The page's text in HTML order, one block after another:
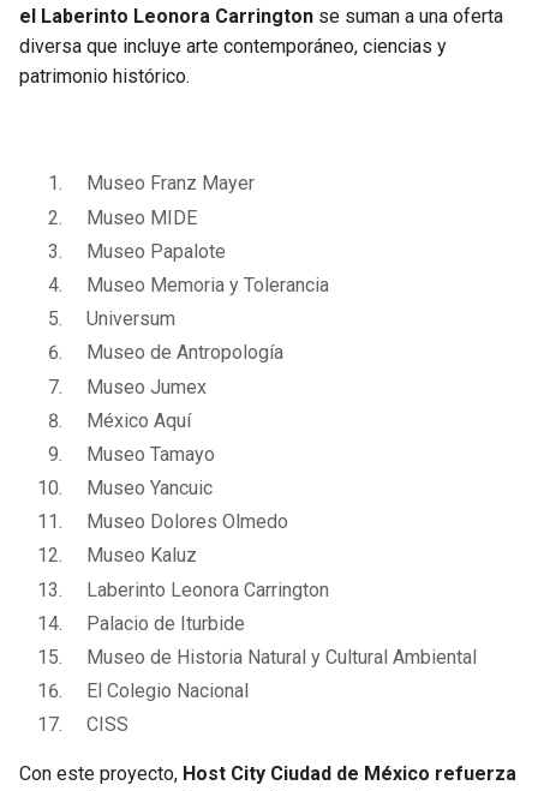
el Laberinto Leonora Carrington se suman a una oferta
diversa que incluye arte contemporáneo, ciencias y
patrimonio histórico.
Museo Franz Mayer
Museo MIDE
Museo Papalote
Museo Memoria y Tolerancia
Universum
Museo de Antropología
Museo Jumex
México Aquí
Museo Tamayo
Museo Yancuic
Museo Dolores Olmedo
Museo Kaluz
Laberinto Leonora Carrington
Palacio de Iturbide
Museo de Historia Natural y Cultural Ambiental
El Colegio Nacional
CISS
Con este proyecto, Host City Ciudad de México refuerza